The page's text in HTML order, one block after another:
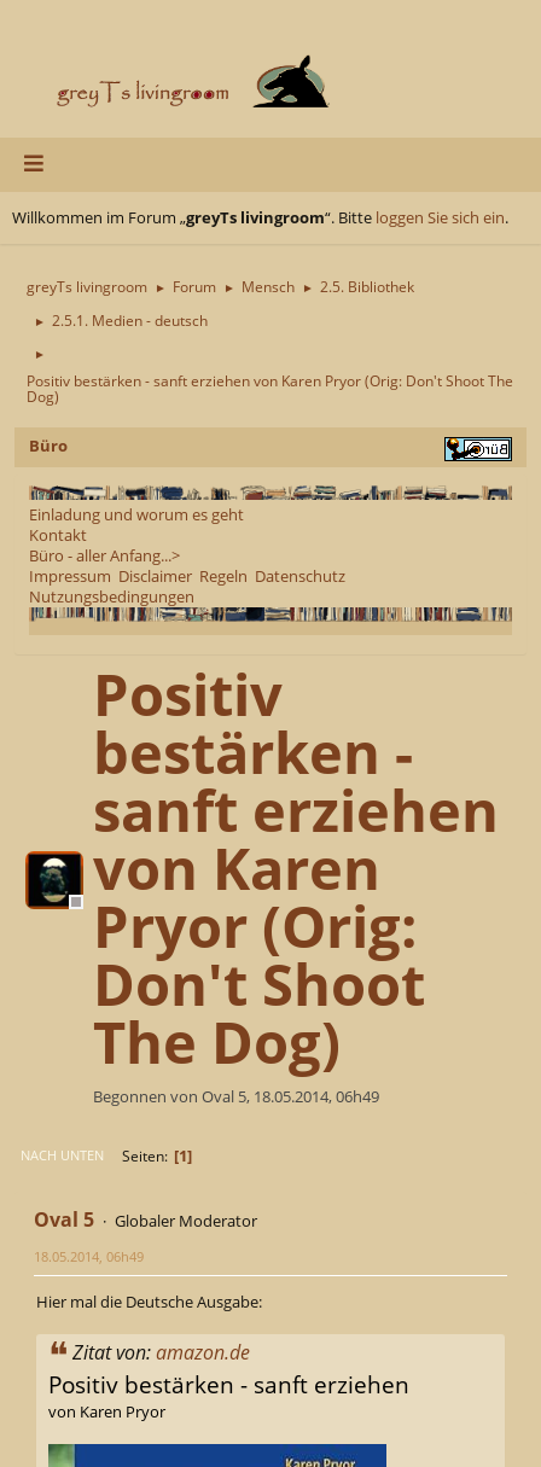
Willkommen im Forum „greyTs livingroom“. Bitte loggen Sie sich ein.
greyTs livingroom ► Forum ► Mensch ► 2.5. Bibliothek
► 2.5.1. Medien - deutsch
►
Positiv bestärken - sanft erziehen von Karen Pryor (Orig: Don't Shoot The
Dog)
Büro
Einladung und worum es geht
Kontakt
Büro - aller Anfang...>
Impressum Disclaimer Regeln Datenschutz
Nutzungsbedingungen
Positiv
bestärken -
sanft erziehen
von Karen
Pryor (Orig:
Don't Shoot
The Dog)
Begonnen von Oval 5, 18.05.2014, 06h49
NACH UNTEN Seiten 1
Oval 5 Globaler Moderator
18.05.2014, 06h49
Hier mal die Deutsche Ausgabe:
Zitat von:amazon.de
Positiv bestärken - sanft erziehen
von Karen Pryor